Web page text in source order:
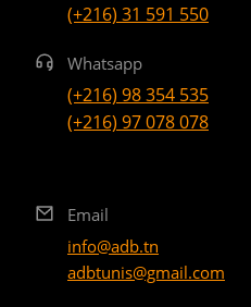
(+216) 31 591 550
Whatsapp
(+216) 98 354 535
(+216) 97 078 078
Email
info@adb.tn
adbtunis@gmail.com